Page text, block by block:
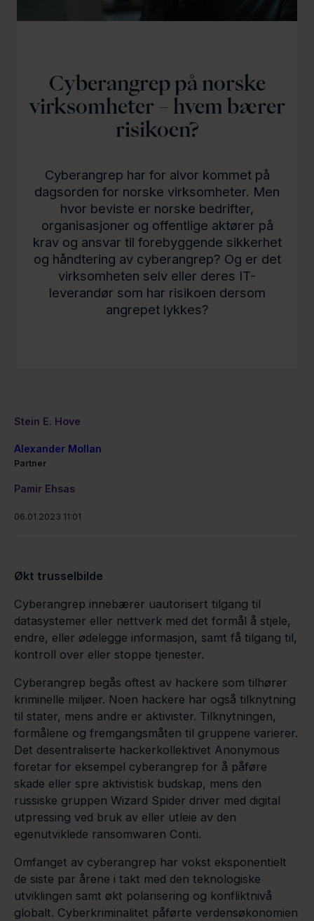
Cyberangrep på norske
virksomheter – hvem bærer
risikoen?
Cyberangrep har for alvor kommet på
dagsorden for norske virksomheter. Men
hvor beviste er norske bedrifter,
organisasjoner og offentlige aktører på
krav og ansvar til forebyggende sikkerhet
og håndtering av cyberangrep? Og er det
virksomheten selv eller deres IT-
leverandør som har risikoen dersom
angrepet lykkes?
Stein E. Hove
Alexander Mollan
Partner
Pamir Ehsas
06.01.2023 11:01
Økt trusselbilde
Cyberangrep innebærer uautorisert tilgang til
datasystemer eller nettverk med det formål å stjele,
endre, eller ødelegge informasjon, samt få tilgang til,
kontroll over eller stoppe tjenester.
Cyberangrep begås oftest av hackere som tilhører
kriminelle miljøer. Noen hackere har også tilknytning
til stater, mens andre er aktivister. Tilknytningen,
formålene og fremgangsmåten til gruppene varierer.
Det desentraliserte hackerkollektivet Anonymous
foretar for eksempel cyberangrep for å påføre
skade eller spre aktivistisk budskap, mens den
russiske gruppen Wizard Spider driver med digital
utpressing ved bruk av eller utleie av den
egenutviklede ransomwaren Conti.
Omfanget av cyberangrep har vokst eksponentielt
de siste par årene i takt med den teknologiske
utviklingen samt økt polarisering og konfliktnivå
globalt. Cyberkriminalitet påførte verdensøkonomien